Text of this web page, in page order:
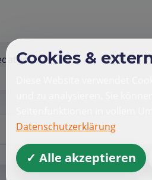
*
Cookies &
Diese Website verwendet
Datenschutzerklärung
✓ Alle akzeptieren